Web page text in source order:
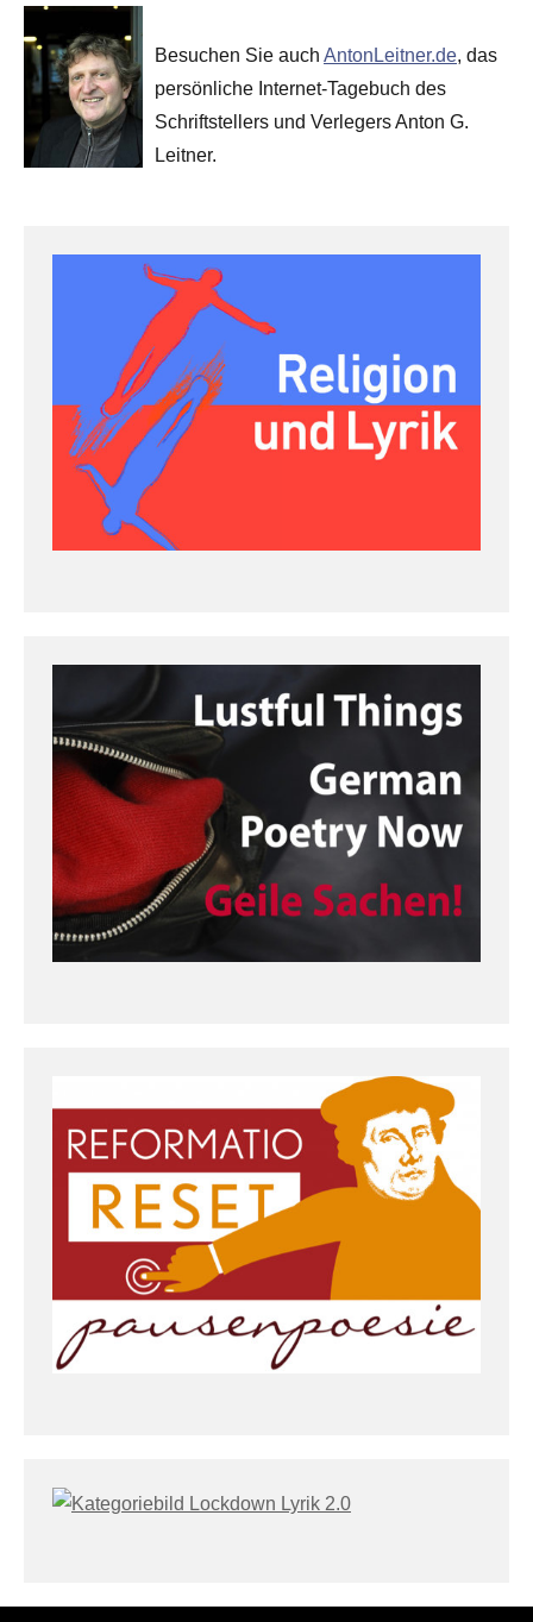
Besuchen Sie auch AntonLeitner.de, das
persönliche Internet-Tagebuch des
Schriftstellers und Verlegers Anton G.
Leitner.